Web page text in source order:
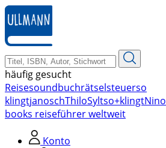
zum
Hauptinhalt
springen
häufig gesucht
Reisesoundbuchrätselsteuerso
klingtjanoschThiloSyltso+klingtNino
books reiseführer weltweit
Konto